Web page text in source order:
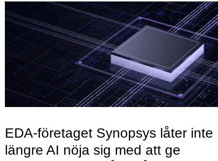
EDA-företaget Synopsys låter inte
längre AI nöja sig med att ge